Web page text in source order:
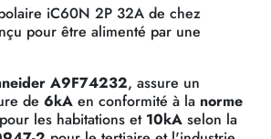
iC60N 2P 32A de chez
pour être alimenté par une
A9F74232, assure un
de 6kA en conformité à la norme
pour les habitations et 10kA selon la